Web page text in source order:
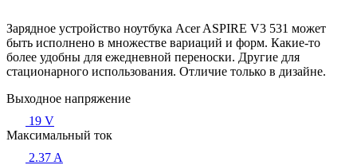
Зарядное устройство ноутбука Acer ASPIRE V3 531 может
быть исполнено в множестве вариаций и форм. Какие-то
более удобны для ежедневной переноски. Другие для
стационарного использования. Отличие только в дизайне.
Выходное напряжение
19 V
Максимальный ток
2.37 A